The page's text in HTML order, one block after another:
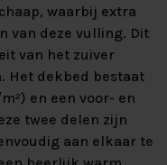
waarbij extra
van deze vulling. Dit
van het zuiver
Het dekbed bestaat
en een voor- en
twee delen zijn
aan elkaar te